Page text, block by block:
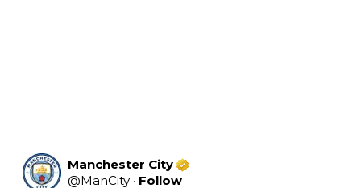
Manchester City
@ManCity · Follow